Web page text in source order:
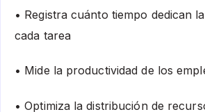
• Registra cuánto tiempo dedican
cada tarea
• Mide la productividad de los
• Optimiza la distribución de